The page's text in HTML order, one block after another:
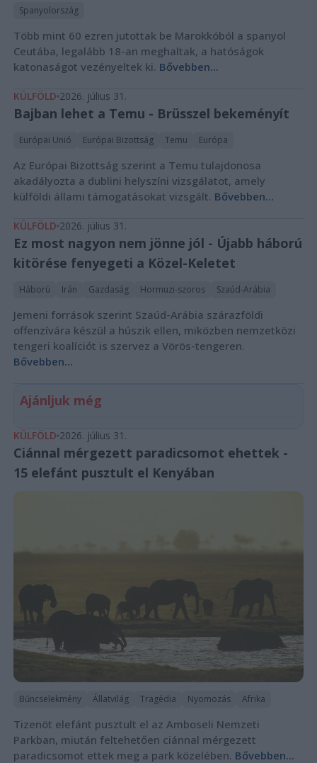
Spanyolország
Több mint 60 ezren jutottak be Marokkóból a spanyol
Ceutába, legalább 18-an meghaltak, a hatóságok
katonaságot vezényeltek ki. Bővebben...
KÜLFÖLD 2026. július 31.
Bajban lehet a Temu - Brüsszel bekeményít
Európai Unió Európai Bizottság Temu Európa
Az Európai Bizottság szerint a Temu tulajdonosa
akadályozta a dublini helyszíni vizsgálatot, amely
külföldi állami támogatásokat vizsgált. Bővebben...
KÜLFÖLD 2026. július 31.
Ez most nagyon nem jönne jól - Újabb háború
kitörése fenyegeti a Közel-Keletet
Háború Irán Gazdaság Hormuzi-szoros Szaúd-Arábia
Jemeni források szerint Szaúd-Arábia szárazföldi
offenzívára készül a húszik ellen, miközben nemzetközi
tengeri koalíciót is szervez a Vörös-tengeren.
Bővebben...
Ajánljuk még
KÜLFÖLD 2026. július 31.
Ciánnal mérgezett paradicsomot ehettek -
15 elefánt pusztult el Kenyában
Bűncselekmény Állatvilág Tragédia Nyomozás Afrika
Tizenöt elefánt pusztult el az Amboseli Nemzeti
Parkban, miután feltehetően ciánnal mérgezett
paradicsomot ettek meg a park közelében. Bővebben...